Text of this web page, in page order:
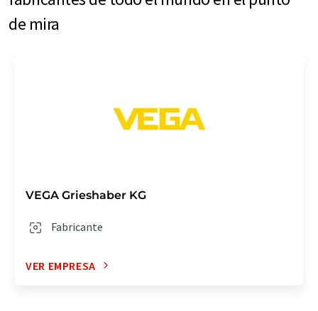
de mira
VEGA Grieshaber KG
Fabricante
VER EMPRESA